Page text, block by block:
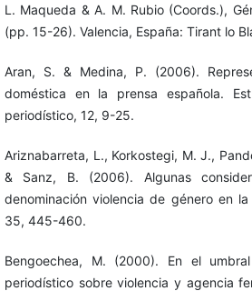
L. Maqueda & A. M. Rubio (Coords.),
(pp. 15-26). Valencia, España: Tirant lo
Aran, S. & Medina, P. (2006).
doméstica en la prensa española.
periodístico, 12, 9-25.
Ariznabarreta, L., Korkostegi, M. J.,
& Sanz, B. (2006). Algunas
denominación violencia de género en
35, 445-460.
Bengoechea, M. (2000). En el
periodístico sobre violencia y agencia